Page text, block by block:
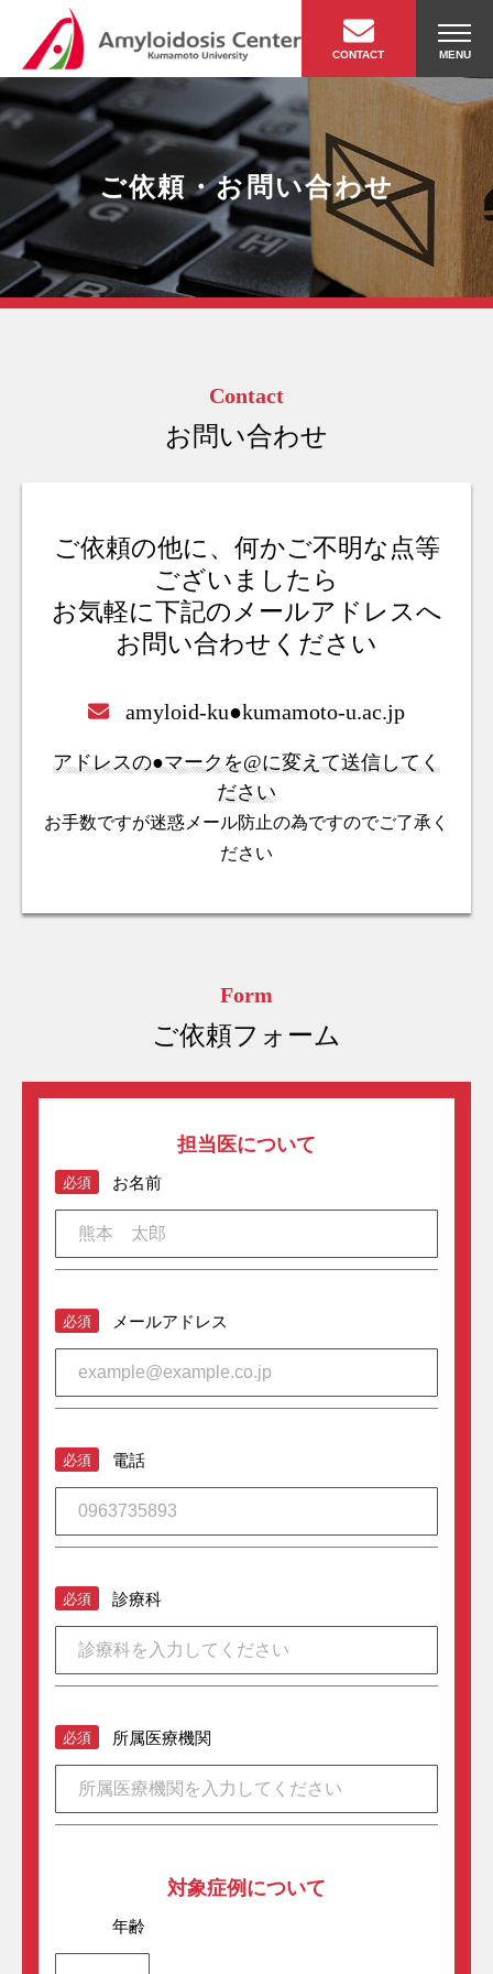
MENU
ご依頼・お問い合わせ
お問い合わせ
Contact
ご依頼の他に、何かご不明な点等
ございましたら
お気軽に下記のメールアドレスへ
お問い合わせください
amyloid-ku●kumamoto-u.ac.jp
アドレスの●マークを@に変えて送信してく
ださい
お手数ですが迷惑メール防止の為ですのでご了承く
ださい
ご依頼フォーム
Form
担当医について
お名前
必須
メールアドレス
必須
電話
必須
診療科
必須
所属医療機関
必須
対象症例について
年齢